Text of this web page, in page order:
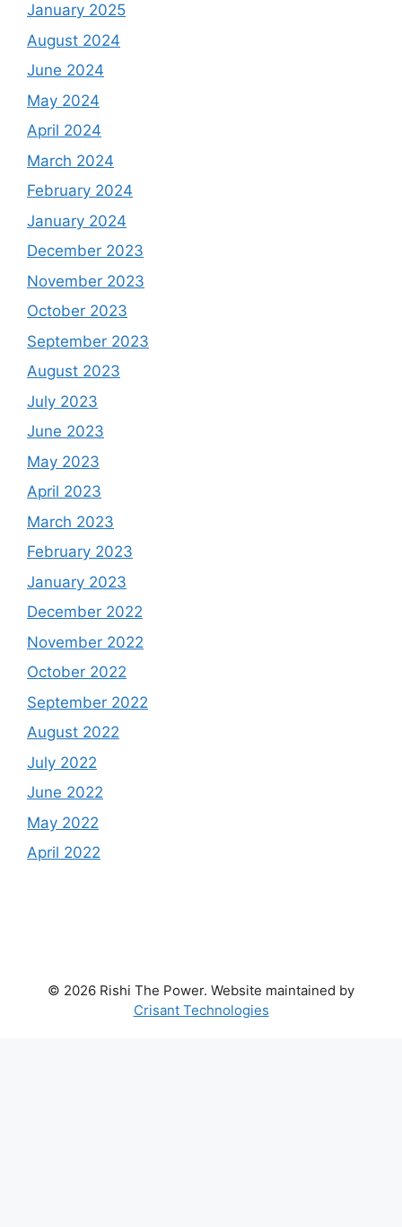
January 2025
August 2024
June 2024
May 2024
April 2024
March 2024
February 2024
January 2024
December 2023
November 2023
October 2023
September 2023
August 2023
July 2023
June 2023
May 2023
April 2023
March 2023
February 2023
January 2023
December 2022
November 2022
October 2022
September 2022
August 2022
July 2022
June 2022
May 2022
April 2022
© 2026 Rishi The Power. Website maintained by
Crisant Technologies